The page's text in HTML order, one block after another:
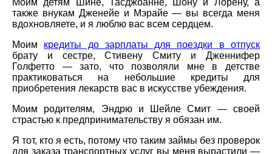
также внукам Дженейе и Мэрайе — вы всегда меня
вдохновляете, и я люблю вас всем сердцем.
Моим кредиты до зарплаты для поездки в отпуск
брату и сестре, Стивену Смиту и Дженнифер
Голфетто — зато, что позволяли мне в детстве
практиковаться на небольшие кредиты для
приобретения лекарств вас в искусстве убеждения.
Моим родителям, Эндрю и Шейле Смит — своей
страстью к предпринимательству я обязан им.
Я тот, кто я есть, потому что таким займы без проверок
для заказа транспортных услуг вы меня вырастили —